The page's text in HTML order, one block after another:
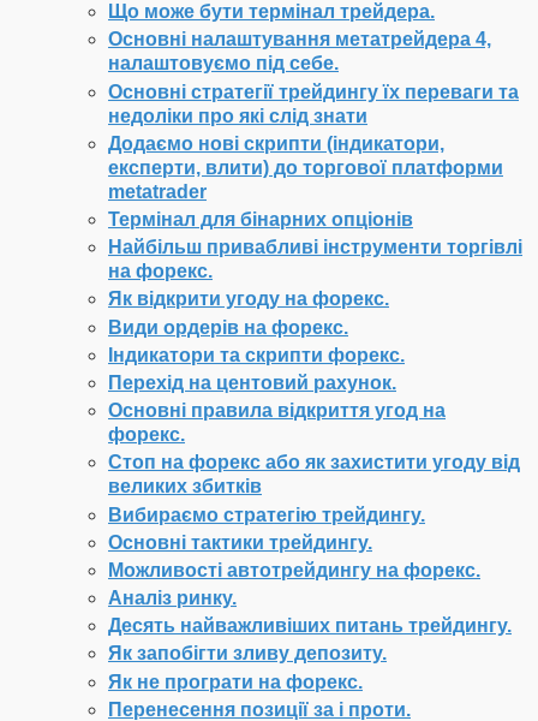
Що може бути термінал трейдера.
Основні налаштування метатрейдера 4,
налаштовуємо під себе.
Основні стратегії трейдингу їх переваги та
недоліки про які слід знати
Додаємо нові скрипти (індикатори,
експерти, влити) до торгової платформи
metatrader
Термінал для бінарних опціонів
Найбільш привабливі інструменти торгівлі
на форекс.
Як відкрити угоду на форекс.
Види ордерів на форекс.
Індикатори та скрипти форекс.
Перехід на центовий рахунок.
Основні правила відкриття угод на
форекс.
Стоп на форекс або як захистити угоду від
великих збитків
Вибираємо стратегію трейдингу.
Основні тактики трейдингу.
Можливості автотрейдингу на форекс.
Аналіз ринку.
Десять найважливіших питань трейдингу.
Як запобігти зливу депозиту.
Як не програти на форекс.
Перенесення позиції за і проти.